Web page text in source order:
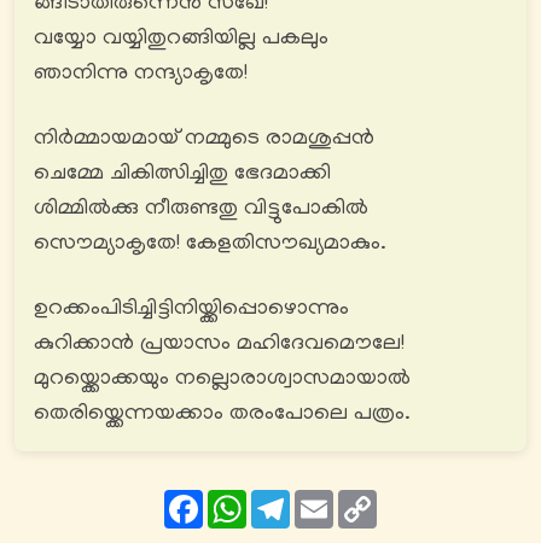
വയ്യോ വയ്യിതുറങ്ങിയില്ല പകലും
ഞാനിന്നു നന്ദ്യാകൃതേ!
നിർമ്മായമായ് നമ്മുടെ രാമശുപ്പൻ
ചെമ്മേ ചികിത്സിച്ചിതു ഭേദമാക്കി
ശിമ്മിൽക്കു നീരുണ്ടതു വിട്ടുപോകിൽ
സൌമ്യാകൃതേ! കേളതിസൗഖ്യമാകും.
ഉറക്കംപിടിച്ചിട്ടിനിയ്ക്കിപ്പൊഴൊന്നും
കുറിക്കാൻ പ്രയാസം മഹിദേവമൌലേ!
മുറയ്ക്കൊക്കയും നല്ലൊരാശ്വാസമായാൽ
തെരിയ്ക്കെന്നയക്കാം തരംപോലെ പത്രം.
FacebookWhatsAppTelegram
Email